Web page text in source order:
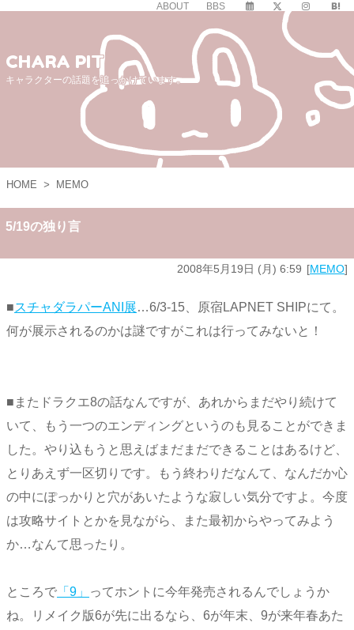
ABOUT BBS
CHARA PIT
キャラクターの話題を追っかけています。
HOME > MEMO
5/19の独り言
2008年5月19日 (月) 6:59 MEMO
■スチャダラパーANI展…6/3-15、原宿LAPNET SHIPにて。
何が展示されるのかは謎ですがこれは行ってみないと！
■またドラクエ8の話なんですが、あれからまだやり続けて
いて、もう一つのエンディングというのも見ることができま
した。やり込もうと思えばまだまだできることはあるけど、
とりあえず一区切りです。もう終わりだなんて、なんだか心
の中にぽっかりと穴があいたような寂しい気分ですよ。今度
は攻略サイトとかを見ながら、また最初からやってみよう
か…なんて思ったり。
ところで 「9」
ってホントに今年発売されるんでしょうか
ね。リメイク版6が先に出るなら、6が年末、9が来年春あた